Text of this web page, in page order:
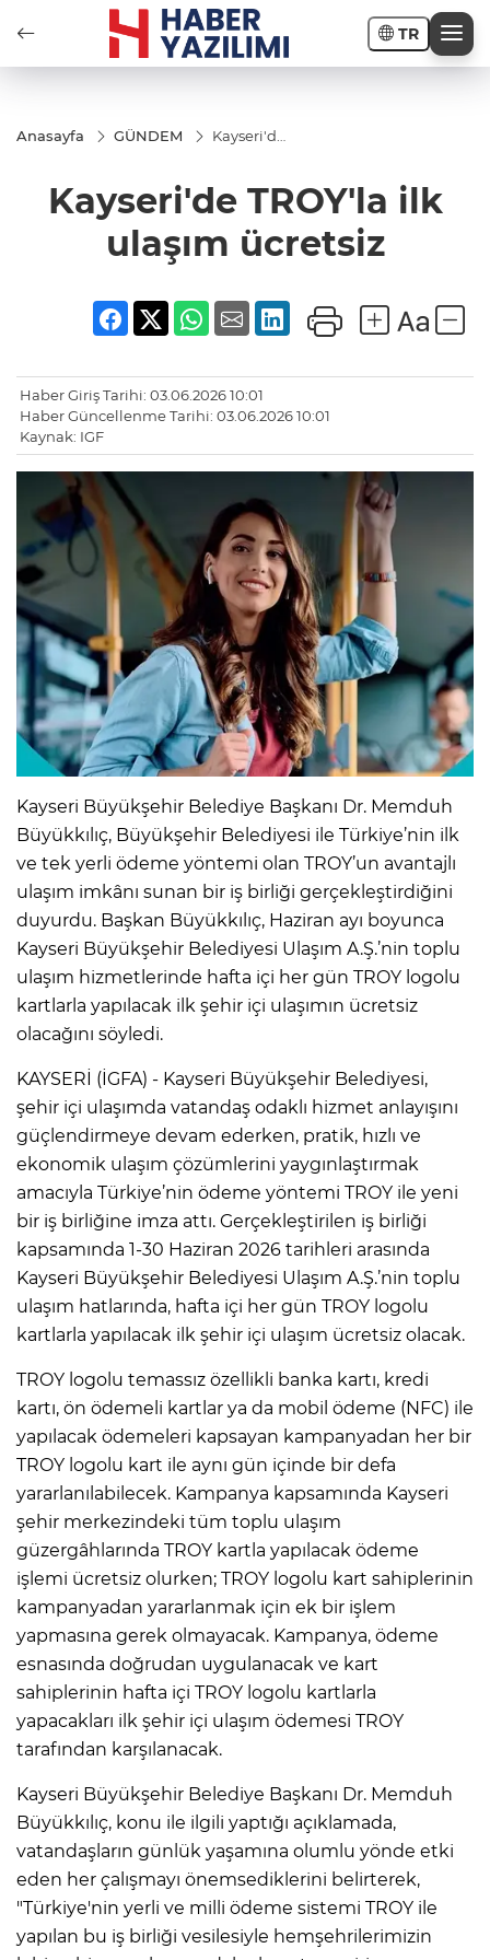
TR
Anasayfa GÜNDEM
Kayseri'de
ücretsiz
Kayseri'de TROY'la ilk
ulaşım ücretsiz
Haber Giriş Tarihi: 03.06.2026 10:01
Haber Güncellenme Tarihi: 03.06.2026 10:01
Kaynak: IGF
Kayseri Büyükşehir Belediye Başkanı Dr. Memduh
Büyükkılıç, Büyükşehir Belediyesi ile Türkiye’nin ilk
ve tek yerli ödeme yöntemi olan TROY’un avantajlı
ulaşım imkânı sunan bir iş birliği gerçekleştirdiğini
duyurdu. Başkan Büyükkılıç, Haziran ayı boyunca
Kayseri Büyükşehir Belediyesi Ulaşım A.Ş.’nin toplu
ulaşım hizmetlerinde hafta içi her gün TROY logolu
kartlarla yapılacak ilk şehir içi ulaşımın ücretsiz
olacağını söyledi.
KAYSERİ (İGFA) - Kayseri Büyükşehir Belediyesi,
şehir içi ulaşımda vatandaş odaklı hizmet anlayışını
güçlendirmeye devam ederken, pratik, hızlı ve
ekonomik ulaşım çözümlerini yaygınlaştırmak
amacıyla Türkiye’nin ödeme yöntemi TROY ile yeni
bir iş birliğine imza attı. Gerçekleştirilen iş birliği
kapsamında 1-30 Haziran 2026 tarihleri arasında
Kayseri Büyükşehir Belediyesi Ulaşım A.Ş.’nin toplu
ulaşım hatlarında, hafta içi her gün TROY logolu
kartlarla yapılacak ilk şehir içi ulaşım ücretsiz olacak.
TROY logolu temassız özellikli banka kartı, kredi
kartı, ön ödemeli kartlar ya da mobil ödeme (NFC) ile
yapılacak ödemeleri kapsayan kampanyadan her bir
TROY logolu kart ile aynı gün içinde bir defa
yararlanılabilecek. Kampanya kapsamında Kayseri
şehir merkezindeki tüm toplu ulaşım
güzergâhlarında TROY kartla yapılacak ödeme
işlemi ücretsiz olurken; TROY logolu kart sahiplerinin
kampanyadan yararlanmak için ek bir işlem
yapmasına gerek olmayacak. Kampanya, ödeme
esnasında doğrudan uygulanacak ve kart
sahiplerinin hafta içi TROY logolu kartlarla
yapacakları ilk şehir içi ulaşım ödemesi TROY
tarafından karşılanacak.
Kayseri Büyükşehir Belediye Başkanı Dr. Memduh
Büyükkılıç, konu ile ilgili yaptığı açıklamada,
vatandaşların günlük yaşamına olumlu yönde etki
eden her çalışmayı önemsediklerini belirterek,
"Türkiye'nin yerli ve milli ödeme sistemi TROY ile
yapılan bu iş birliği vesilesiyle hemşehrilerimizin